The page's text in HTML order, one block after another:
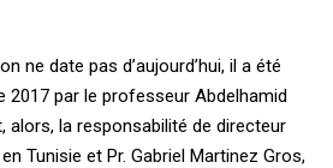
ne date pas d’aujourd’hui, il a été
2017 par le professeur Abdelhamid
alors, la responsabilité de directeur
en Tunisie et Pr. Gabriel Martinez Gros,